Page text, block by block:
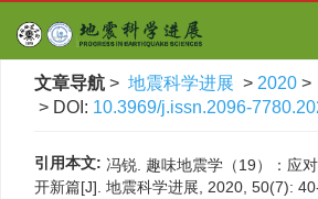
文章导航 > 地震科学进展 > 2020 >
> DOI: 10.3969/j.issn.2096-
引用本文: 冯锐. 趣味地震学（19）：应
开新篇[J]. 地震科学进展, 2020, 50(7):